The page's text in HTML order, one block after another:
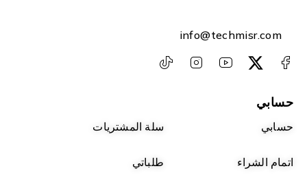
info@techmisr.com
حسابي
حسابي سلة المشتريات
اتمام الشراء طلباتي